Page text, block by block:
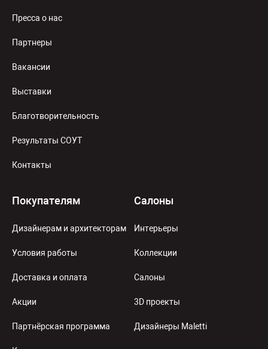
Пресса о нас
Партнеры
Вакансии
Выставки
Благотворительность
Результаты СОУТ
Контакты
Покупателям
Дизайнерам и архитекторам
Условия работы
Доставка и оплата
Акции
Партнёрская программа
Салоны
Интерьеры
Коллекции
Салоны
3D проекты
Дизайнеры Maletti